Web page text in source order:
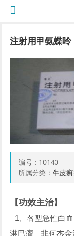
注射用甲氨蝶呤
编号： 10140
所属分类： 牛皮
【功效主治】
1、各型急性白
淋巴瘤，非何杰金